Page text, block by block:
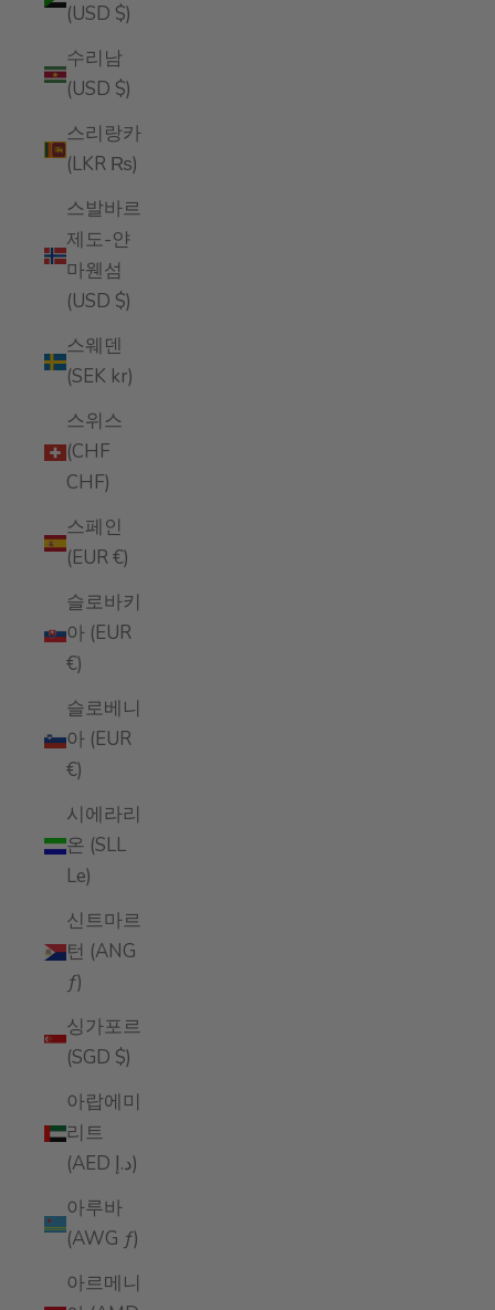
(USD $)
수리남
(USD $)
스리랑카
(LKR ₨)
스발바르
제도-얀
마웬섬
(USD $)
스웨덴
(SEK kr)
스위스
(CHF
CHF)
스페인
(EUR €)
슬로바키
아 (EUR
€)
슬로베니
아 (EUR
€)
시에라리
온 (SLL
Le)
신트마르
턴 (ANG
ƒ)
싱가포르
(SGD $)
아랍에미
리트
(AED د.إ)
아루바
(AWG ƒ)
아르메니